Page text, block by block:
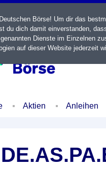
LIVE
Aktien Anleihen
Börse! Um dir das
du dich damit einverstanden,
Dienste im Einzelnen
auf dieser Website jederzeit